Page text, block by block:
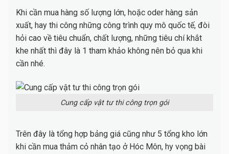
Khi cần mua hàng số lượng lớn, hoặc oder hàng sản
xuất, hay thi công những công trình quy mô quốc tế, đòi
hỏi cao về tiêu chuẩn, chất lượng, những tiêu chí khắt
khe nhất thì đây là 1 tham khảo không nên bỏ qua khi
cần nhé.
Cung cấp vật tư thi công trọn gói
Trên đây là tổng hợp bảng giá cũng như 5 tổng kho lớn
khi cần mua thảm cỏ nhân tạo ở Hóc Môn, hy vọng bài